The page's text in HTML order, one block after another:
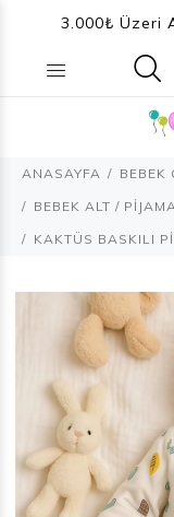
3.000₺ Üzeri
Ne
ANASAYFA
BEBEK
BEBEK ALT /
KAKTÜS BASKILI